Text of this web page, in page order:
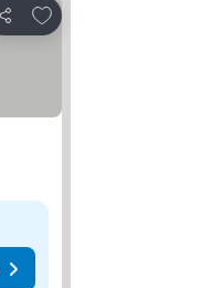
Teilen
Zu Favoriten hinzufügen